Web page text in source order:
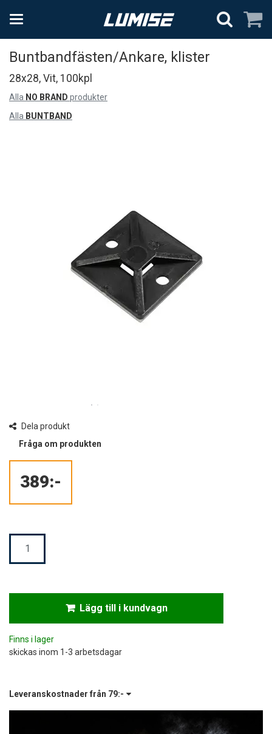
Buntbandfästen/Ankare, klister
28x28, Vit, 100kpl
Alla NO BRAND produkter
Alla BUNTBAND
Dela produkt
389:-
Finns i lager
skickas inom 1-3 arbetsdagar
Leveranskostnader från 79:-
Mängd
Lägg till i kundvagn
Fråga om produkten